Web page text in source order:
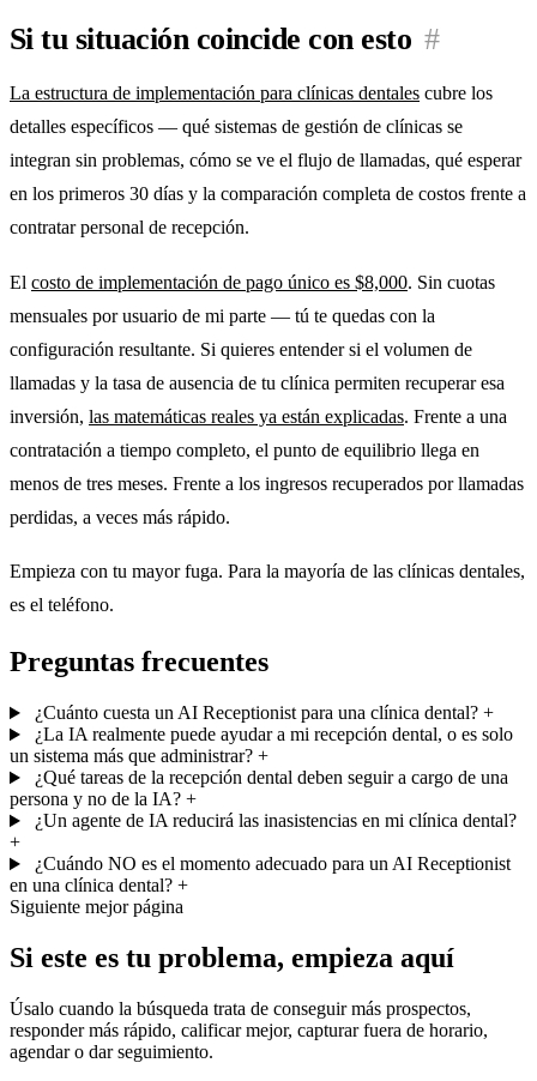
Si tu situación coincide con esto #
La estructura de implementación para clínicas dentales cubre los
detalles específicos — qué sistemas de gestión de clínicas se
integran sin problemas, cómo se ve el flujo de llamadas, qué esperar
en los primeros 30 días y la comparación completa de costos frente a
contratar personal de recepción.
El costo de implementación de pago único es $8,000. Sin cuotas
mensuales por usuario de mi parte — tú te quedas con la
configuración resultante. Si quieres entender si el volumen de
llamadas y la tasa de ausencia de tu clínica permiten recuperar esa
inversión, las matemáticas reales ya están explicadas. Frente a una
contratación a tiempo completo, el punto de equilibrio llega en
menos de tres meses. Frente a los ingresos recuperados por llamadas
perdidas, a veces más rápido.
Empieza con tu mayor fuga. Para la mayoría de las clínicas dentales,
es el teléfono.
Preguntas frecuentes
¿Cuánto cuesta un AI Receptionist para una clínica dental? +
¿La IA realmente puede ayudar a mi recepción dental, o es solo
un sistema más que administrar? +
¿Qué tareas de la recepción dental deben seguir a cargo de una
persona y no de la IA? +
¿Un agente de IA reducirá las inasistencias en mi clínica dental?
+
¿Cuándo NO es el momento adecuado para un AI Receptionist
en una clínica dental? +
Siguiente mejor página
Si este es tu problema, empieza aquí
Úsalo cuando la búsqueda trata de conseguir más prospectos,
responder más rápido, calificar mejor, capturar fuera de horario,
agendar o dar seguimiento.